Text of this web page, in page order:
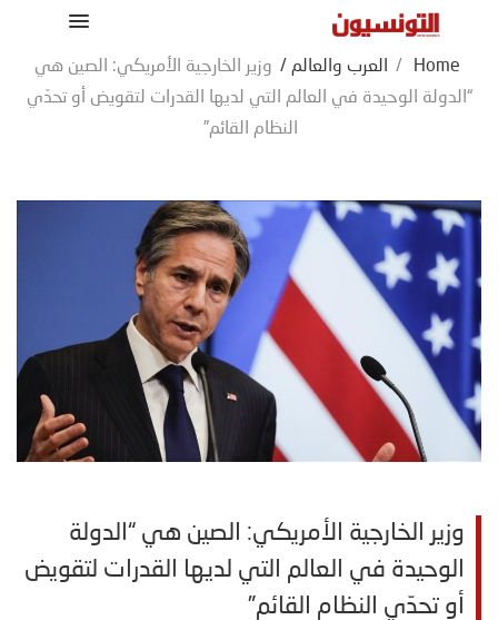
Home
/ العرب والعالم / وزير الخارجية الأمريكي: الصين هي
“الدولة الوحيدة في العالم التي لديها القدرات لتقويض أو تحدّي
النظام القائم”
وزير الخارجية الأمريكي: الصين هي “الدولة
الوحيدة في العالم التي لديها القدرات لتقويض
أو تحدّي النظام القائم”